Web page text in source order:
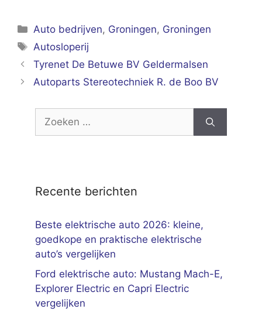
Categorieën
Auto bedrijven, Groningen, Groningen
Tags
Autosloperij
Tyrenet De Betuwe BV Geldermalsen
Autoparts Stereotechniek R. de Boo BV
Zoek
Recente berichten
Beste elektrische auto 2026: kleine,
goedkope en praktische elektrische
auto’s vergelijken
Ford elektrische auto: Mustang Mach-E,
Explorer Electric en Capri Electric
vergelijken